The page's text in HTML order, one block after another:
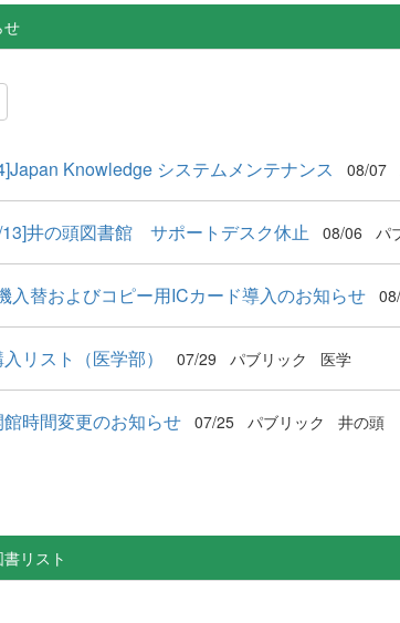
せ
Knowledge システムメンテナンス 08/07
井の頭図書館 サポートデスク休止 08/06 パ
入替およびコピー用ICカード導入のお知らせ
リスト（医学部） 07/29 パブリック 医学
時間変更のお知らせ 07/25 パブリック 井の頭
リスト